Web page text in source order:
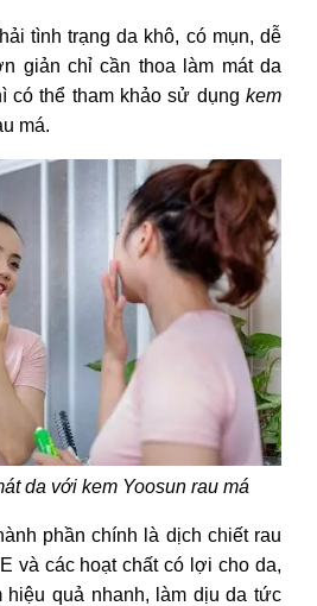
tình trạng da khô, có mụn, dễ
giản chỉ cần thoa làm mát da
có thể tham khảo sử dụng kem
má.
da với kem Yoosun rau má
phần chính là dịch chiết rau
và các hoạt chất có lợi cho da,
hiệu quả nhanh, làm dịu da tức